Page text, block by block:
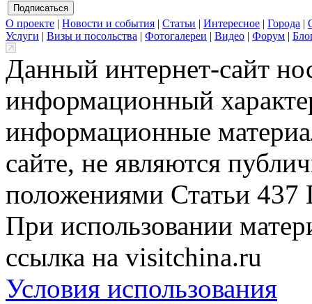
О проекте | Новости и события | Статьи | Интересное | Города |
Услуги | Визы и посольства | Фотогалереи | Видео | Форум |
Данный интернет-сайт
информационный
информационные
сайте, не являются
положениями Статьи 437
При использовании
ссылка на visitchina.ru
Условия использования